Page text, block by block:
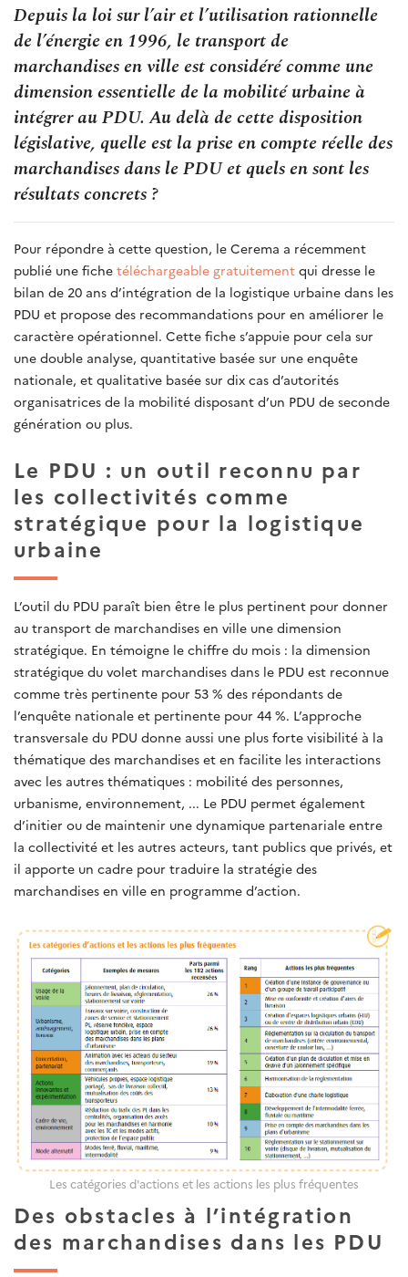
Depuis la loi sur l’air et l’utilisation rationnelle
de l’énergie en 1996, le transport de
marchandises en ville est considéré comme une
dimension essentielle de la mobilité urbaine à
intégrer au PDU. Au delà de cette disposition
législative, quelle est la prise en compte réelle des
marchandises dans le PDU et quels en sont les
résultats concrets ?
Pour répondre à cette question, le Cerema a récemment
publié une fiche téléchargeable gratuitement qui dresse le
bilan de 20 ans d’intégration de la logistique urbaine dans les
PDU et propose des recommandations pour en améliorer le
caractère opérationnel. Cette fiche s’appuie pour cela sur
une double analyse, quantitative basée sur une enquête
nationale, et qualitative basée sur dix cas d’autorités
organisatrices de la mobilité disposant d’un PDU de seconde
génération ou plus.
Le PDU : un outil reconnu par
les collectivités comme
stratégique pour la logistique
urbaine
L’outil du PDU paraît bien être le plus pertinent pour donner
au transport de marchandises en ville une dimension
stratégique. En témoigne le chiffre du mois : la dimension
stratégique du volet marchandises dans le PDU est reconnue
comme très pertinente pour 53 % des répondants de
l’enquête nationale et pertinente pour 44 %. L’approche
transversale du PDU donne aussi une plus forte visibilité à la
thématique des marchandises et en facilite les interactions
avec les autres thématiques : mobilité des personnes,
urbanisme, environnement, ... Le PDU permet également
d’initier ou de maintenir une dynamique partenariale entre
la collectivité et les autres acteurs, tant publics que privés, et
il apporte un cadre pour traduire la stratégie des
marchandises en ville en programme d’action.
Les catégories d'actions et les actions les plus fréquentes
Des obstacles à l’intégration
des marchandises dans les PDU